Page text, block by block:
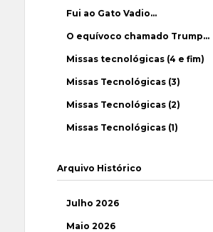
Fui ao Gato Vadio…
O equívoco chamado Trump…
Missas tecnológicas (4 e fim)
Missas Tecnológicas (3)
Missas Tecnológicas (2)
Missas Tecnológicas (1)
Arquivo Histórico
Julho 2026
Maio 2026